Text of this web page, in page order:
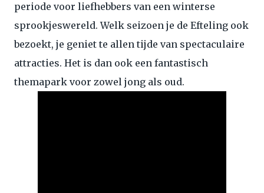
periode voor liefhebbers van een winterse
sprookjeswereld. Welk seizoen je de Efteling ook
bezoekt, je geniet te allen tijde van spectaculaire
attracties. Het is dan ook een fantastisch
themapark voor zowel jong als oud.